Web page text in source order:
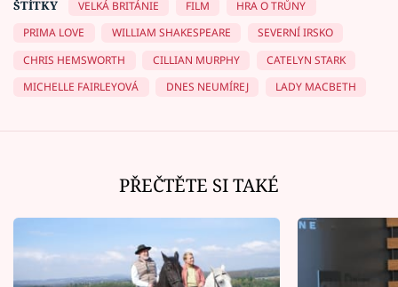
ŠTÍTKY
VELKÁ BRITÁNIE FILM
HRA O TRŮNY
PRIMA LOVE
WILLIAM SHAKESPEARE
SEVERNÍ IRSKO
CHRIS HEMSWORTH
CILLIAN MURPHY
CATELYN STARK
MICHELLE FAIRLEYOVÁ
DNES NEUMÍREJ LADY MACBETH
PŘEČTĚTE SI TAKÉ